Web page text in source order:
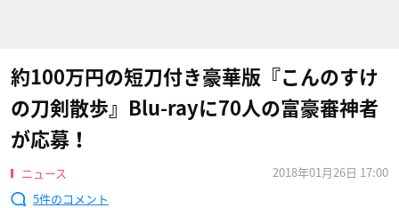
約100万円の短刀付き豪華版『こんのすけ
の刀剣散歩』Blu-rayに70人の富豪審神者
が応募！
ニュース
2018年01月26日 17:00
5